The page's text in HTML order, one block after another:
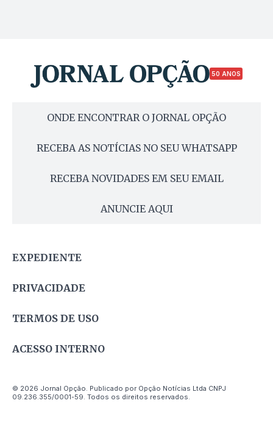
50 ANOS
ONDE ENCONTRAR O JORNAL OPÇÃO
RECEBA AS NOTÍCIAS NO SEU WHATSAPP
RECEBA NOVIDADES EM SEU EMAIL
ANUNCIE AQUI
EXPEDIENTE
PRIVACIDADE
TERMOS DE USO
ACESSO INTERNO
© 2026 Jornal Opção. Publicado por Opção Notícias Ltda CNPJ
09.236.355/0001-59. Todos os direitos reservados.